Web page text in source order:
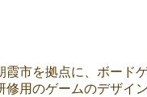
霞市を拠点に、ボード
用のゲームのデザイ